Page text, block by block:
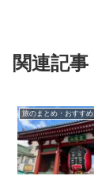
関連記事
旅のまとめ・おすすめ